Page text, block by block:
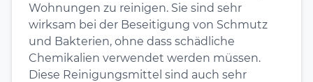
Wohnungen zu reinigen. Sie sind sehr
wirksam bei der Beseitigung von Schmutz
und Bakterien, ohne dass schädliche
Chemikalien verwendet werden müssen.
Diese Reinigungsmittel sind auch sehr